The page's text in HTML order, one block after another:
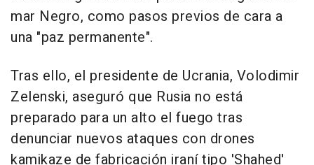
mar Negro, como pasos previos de cara a
una "paz permanente".
Tras ello, el presidente de Ucrania, Volodimir
Zelenski, aseguró que Rusia no está
preparado para un alto el fuego tras
denunciar nuevos ataques con drones
kamikaze de fabricación iraní tipo 'Shahed'